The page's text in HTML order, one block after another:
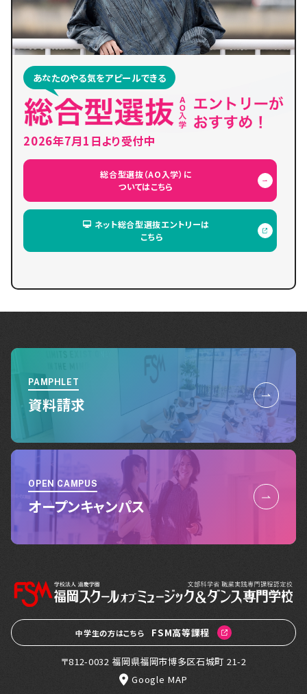
あなたのやる気をアピールできる
2026年7月1日より受付中
総合型選抜（AO入学）に
ついてはこちら
ネット総合型選抜エントリーは
こちら
PAMPHLET
資料請求
OPEN CAMPUS
オープンキャンパス
中学生の方はこちら FSM高等課程
〒812-0032 福岡県福岡市博多区石城町 21-2
Google MAP